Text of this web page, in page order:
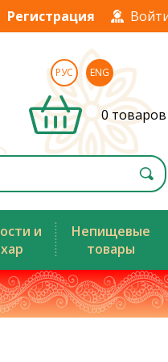
Регистрация
РУС ENG
0 товаров
и
Непищевые
товары